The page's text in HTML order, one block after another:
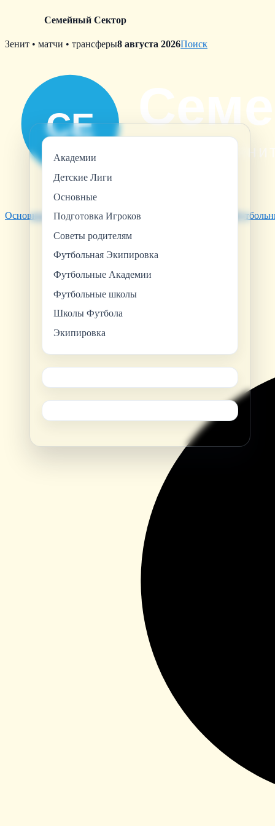
Семейный Сектор
Skip
Зенит • матчи • трансферы8 августа 2026Поиск
Основные Советы родителямФутбольная Экипировка
Академии
Детские Лиги
Основные
Подготовка Игроков
Советы родителям
Футбольная Экипировка
Футбольные Академии
Футбольные школы
Школы Футбола
Экипировка